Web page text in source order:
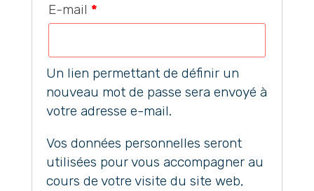
E-mail *
Un lien permettant de définir un
nouveau mot de passe sera envoyé à
votre adresse e-mail.
Vos données personnelles seront
utilisées pour vous accompagner au
cours de votre visite du site web,